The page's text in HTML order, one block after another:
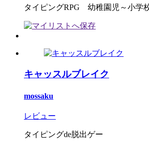
タイピングRPG 幼稚園児～小学
キャッスルブレイク
mossaku
レビュー
タイピングde脱出ゲー